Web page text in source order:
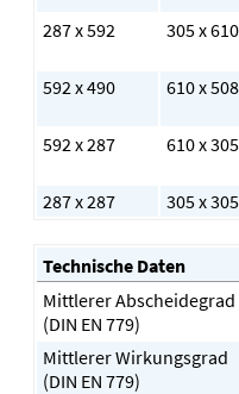
287 x 592 305 x 610
592 x 490 610 x 508
592 x 287 610 x 305
287 x 287 305 x 305
Technische Daten
Mittlerer Abscheidegrad
(DIN EN 779)
Mittlerer Wirkungsgrad
(DIN EN 779)